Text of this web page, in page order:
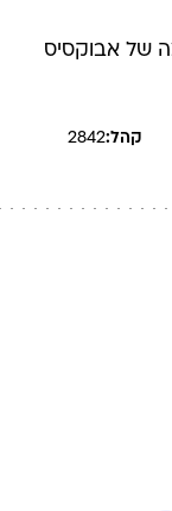
קהל:2842